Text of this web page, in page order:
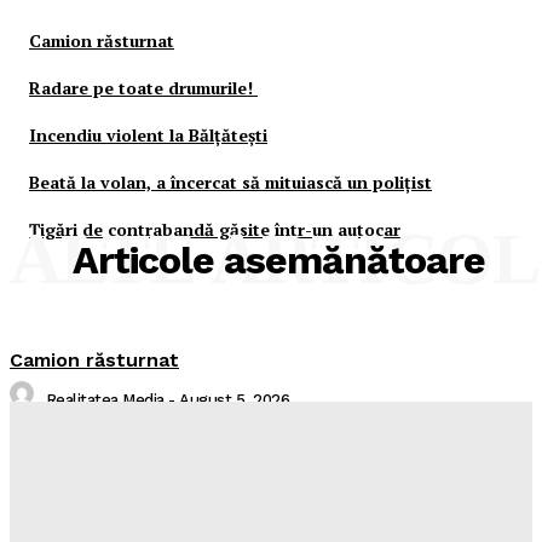
Camion răsturnat
Radare pe toate drumurile!
Incendiu violent la Bălţăteşti
Beată la volan, a încercat să mituiască un poliţist
Ţigări de contrabandă găsite într-un autocar
Articole asemănătoare
ALTE
Camion răsturnat
Realitatea Media - August 5, 2026